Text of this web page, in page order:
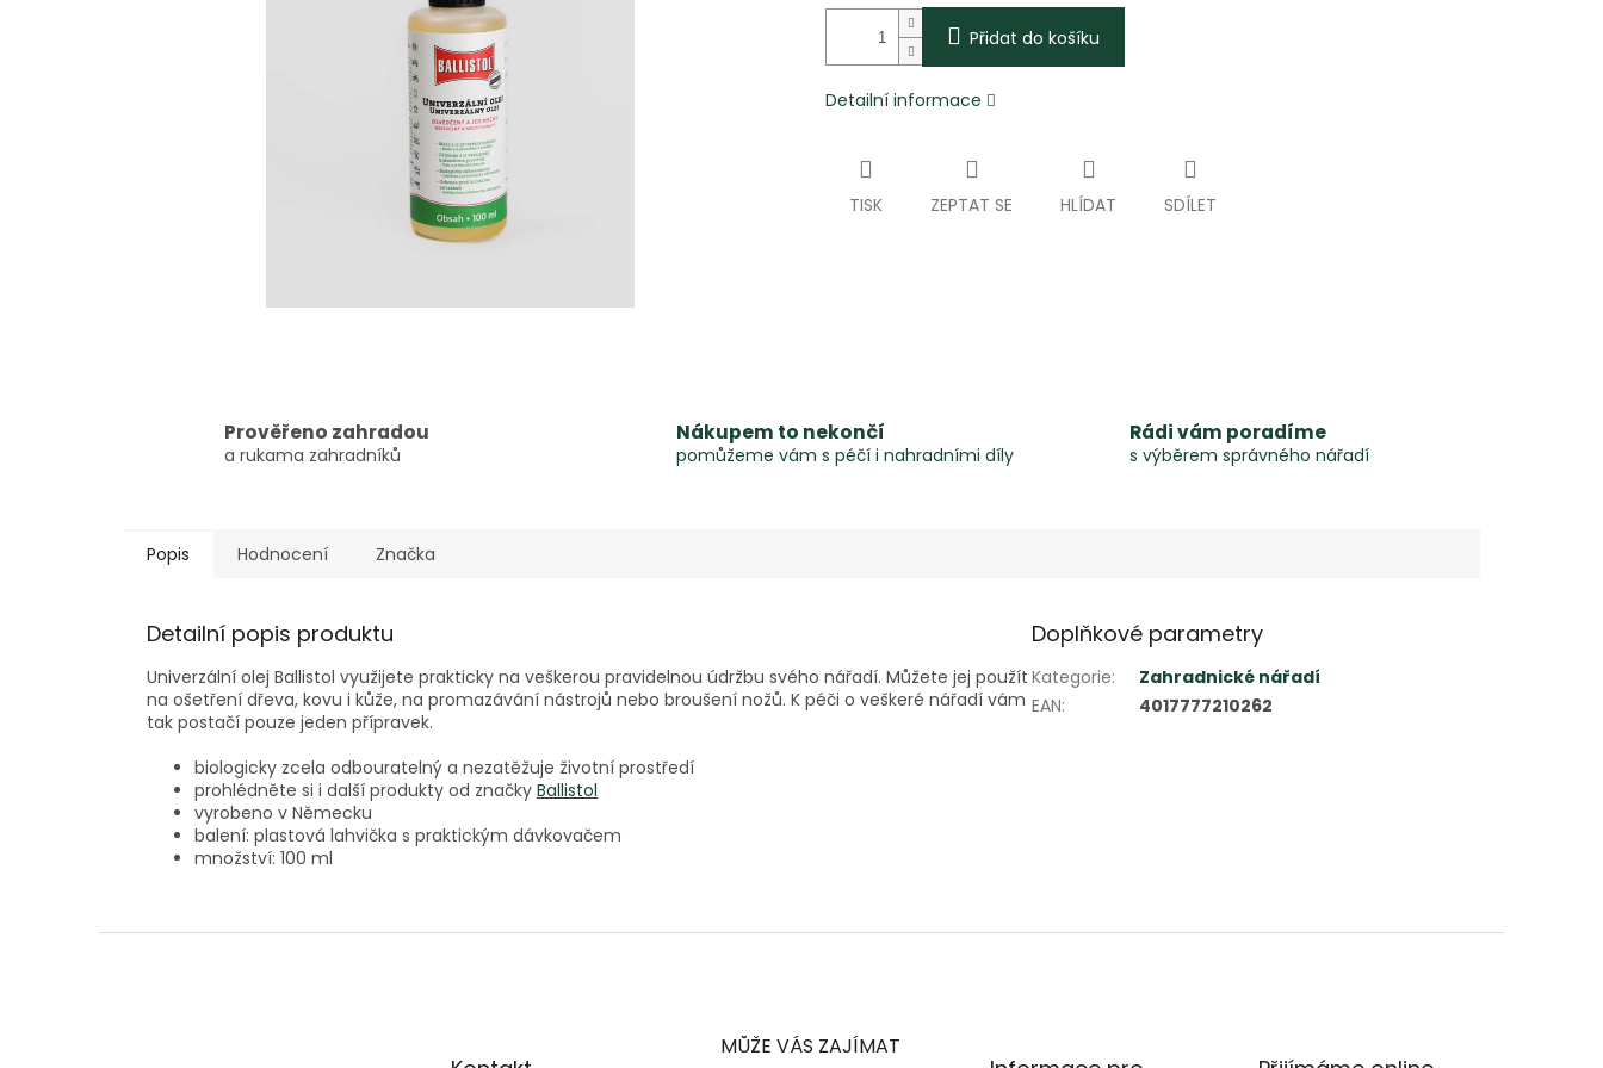
Přidat do košíku
Detailní informace
TISK ZEPTAT SE HLÍDAT SDÍLET
Prověřeno zahradou
a rukama zahradníků
Nákupem to nekončí
pomůžeme vám s péčí i nahradními díly
Rádi vám poradíme
s výběrem správného nářadí
Popis Hodnocení Značka
Detailní popis produktu
Univerzální olej Ballistol využijete prakticky na veškerou pravidelnou údržbu svého nářadí. Můžete jej použít
na ošetření dřeva, kovu i kůže, na promazávání nástrojů nebo broušení nožů. K péči o veškeré nářadí vám
tak postačí pouze jeden přípravek.
biologicky zcela odbouratelný a nezatěžuje životní prostředí
prohlédněte si i další produkty od značky Ballistol
vyrobeno v Německu
balení: plastová lahvička s praktickým dávkovačem
množství: 100 ml
Doplňkové parametry
Kategorie:
Zahradnické nářadí
EAN: 4017777210262
MŮŽE VÁS ZAJÍMAT